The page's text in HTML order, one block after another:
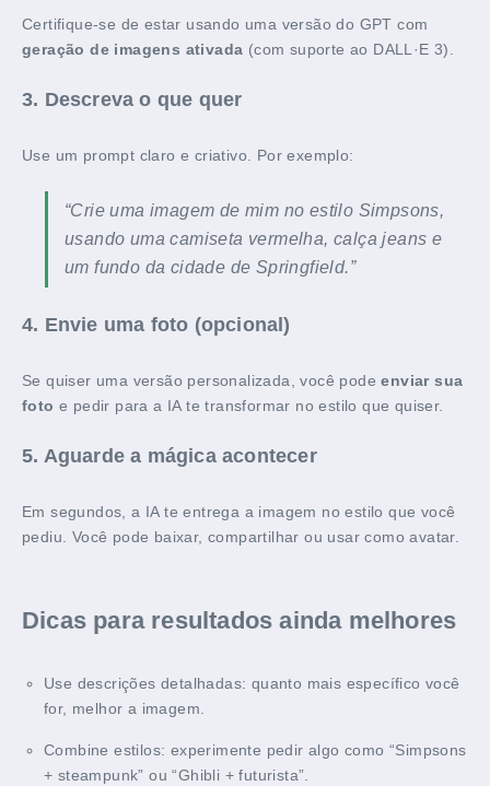
Certifique-se de estar usando uma versão do GPT com
geração de imagens ativada (com suporte ao DALL·E 3).
3. Descreva o que quer
Use um prompt claro e criativo. Por exemplo:
“Crie uma imagem de mim no estilo Simpsons,
usando uma camiseta vermelha, calça jeans e
um fundo da cidade de Springfield.”
4. Envie uma foto (opcional)
Se quiser uma versão personalizada, você podeenviar sua
foto e pedir para a IA te transformar no estilo que quiser.
5. Aguarde a mágica acontecer
Em segundos, a IA te entrega a imagem no estilo que você
pediu. Você pode baixar, compartilhar ou usar como avatar.
Dicas para resultados ainda melhores
Use descrições detalhadas: quanto mais específico você
for, melhor a imagem.
Combine estilos: experimente pedir algo como “Simpsons
+ steampunk” ou “Ghibli + futurista”.